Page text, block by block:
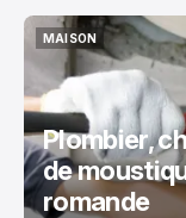
MAISON
MAISON
Plombier,
de
romande